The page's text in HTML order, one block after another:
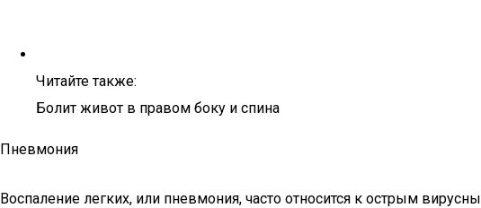
Читайте также:
Болит живот в правом боку и спина
Пневмония
Воспаление легких, или пневмония, часто относится к острым